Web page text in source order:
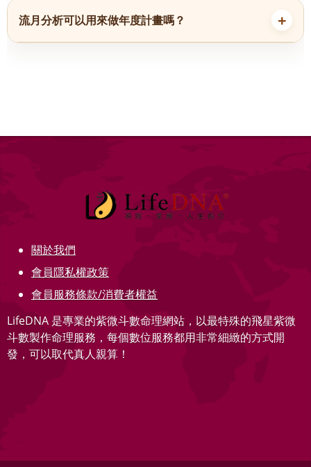
流月分析可以用來做年度計畫嗎？
關於我們
會員隱私權政策
會員服務條款/消費者權益
LifeDNA 是專業的紫微斗數命理網站，以最特殊的飛星紫微
斗數製作命理服務，每個數位服務都用非常細緻的方式開
發，可以取代真人親算！